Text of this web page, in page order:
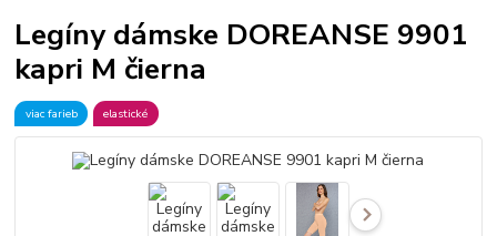
Legíny dámske DOREANSE 9901
kapri M čierna
viac farieb elastické